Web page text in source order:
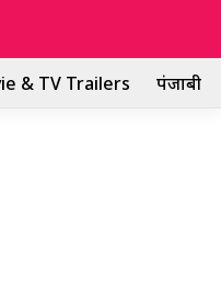
& TV Trailers पंजाबी